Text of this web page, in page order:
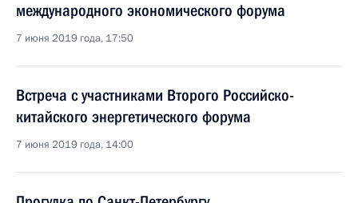
международного экономического форума
7 июня 2019 года, 17:50
Встреча с участниками Второго Российско-
китайского энергетического форума
7 июня 2019 года, 14:00